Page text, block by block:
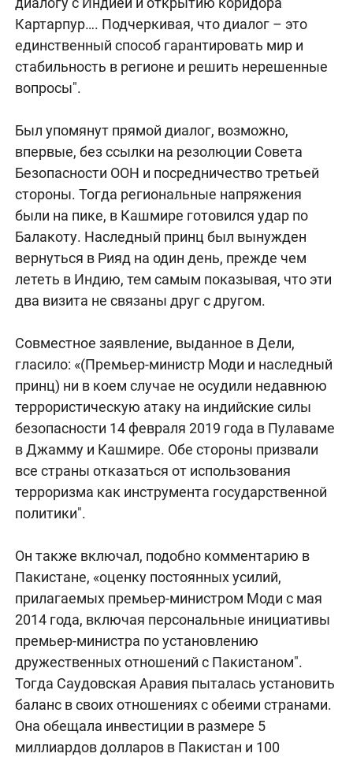
Картарпур…. Подчеркивая, что диалог – это
единственный способ гарантировать мир и
стабильность в регионе и решить нерешенные
вопросы".
Был упомянут прямой диалог, возможно,
впервые, без ссылки на резолюции Совета
Безопасности ООН и посредничество третьей
стороны. Тогда региональные напряжения
были на пике, в Кашмире готовился удар по
Балакоту. Наследный принц был вынужден
вернуться в Рияд на один день, прежде чем
лететь в Индию, тем самым показывая, что эти
два визита не связаны друг с другом.
Совместное заявление, выданное в Дели,
гласило: «(Премьер-министр Моди и наследный
принц) ни в коем случае не осудили недавнюю
террористическую атаку на индийские силы
безопасности 14 февраля 2019 года в Пулаваме
в Джамму и Кашмире. Обе стороны призвали
все страны отказаться от использования
терроризма как инструмента государственной
политики".
Он также включал, подобно комментарию в
Пакистане, «оценку постоянных усилий,
прилагаемых премьер-министром Моди с мая
2014 года, включая персональные инициативы
премьер-министра по установлению
дружественных отношений с Пакистаном".
Тогда Саудовская Аравия пыталась установить
баланс в своих отношениях с обеими странами.
Она обещала инвестиции в размере 5
миллиардов долларов в Пакистан и 100